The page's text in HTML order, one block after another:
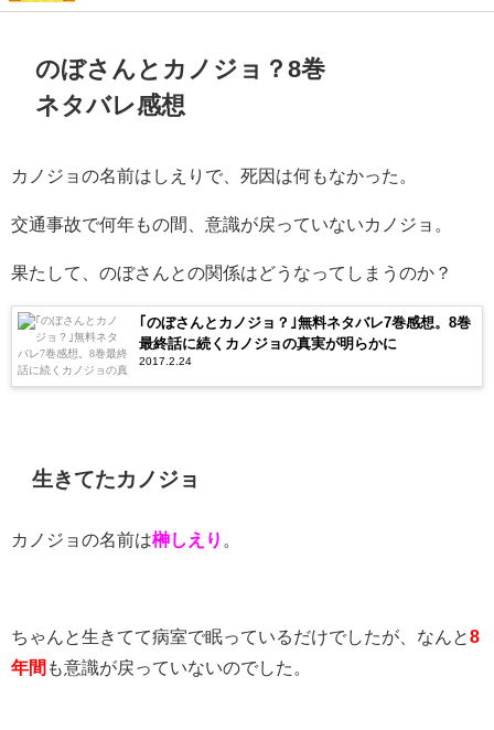
のぼさんとカノジョ？8巻
ネタバレ感想
カノジョの名前はしえりで、死因は何もなかった。
交通事故で何年もの間、意識が戻っていないカノジョ。
果たして、のぼさんとの関係はどうなってしまうのか？
｢のぼさんとカノジョ？｣無料ネタバレ7巻感想。8巻
最終話に続くカノジョの真実が明らかに
2017.2.24
生きてたカノジョ
カノジョの名前は榊しえり
ちゃんと生きてて病室で眠っているだけでしたが、なんと8
年間 も意識が戻っていないのでした。